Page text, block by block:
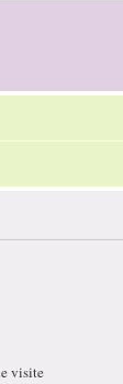
visite